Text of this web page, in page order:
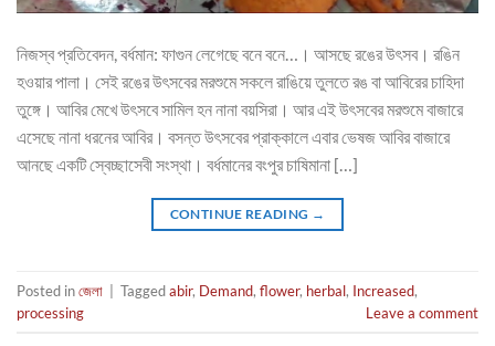
নিজস্ব প্রতিবেদন, বর্ধমান: ফাগুন লেগেছে বনে বনে…। আসছে রঙের উৎসব। রঙিন
হওয়ার পালা। সেই রঙের উৎসবের মরশুমে সকলে রাঙিয়ে তুলতে রঙ বা আবিরের চাহিদা
তুঙ্গে। আবির মেখে উৎসবে সামিল হন নানা বয়সিরা। আর এই উৎসবের মরশুমে বাজারে
এসেছে নানা ধরনের আবির। বসন্ত উৎসবের প্রাক্কালে এবার ভেষজ আবির বাজারে
আনছে একটি স্বেচ্ছাসেবী সংস্থা। বর্ধমানের বংপুর চাষিমানা […]
CONTINUE READING →
Posted inজেলা | Taggedabir, Demand, flower, herbal, Increased,
processing
Leave a comment